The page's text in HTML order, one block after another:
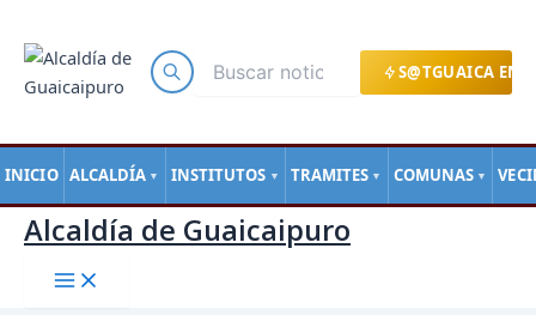
S@TGUAICA EN
INICIO ALCALDÍA ▼ INSTITUTOS ▼ TRAMITES ▼ COMUNAS ▼
contenido
Alcaldía de Guaicaipuro
de
entradas